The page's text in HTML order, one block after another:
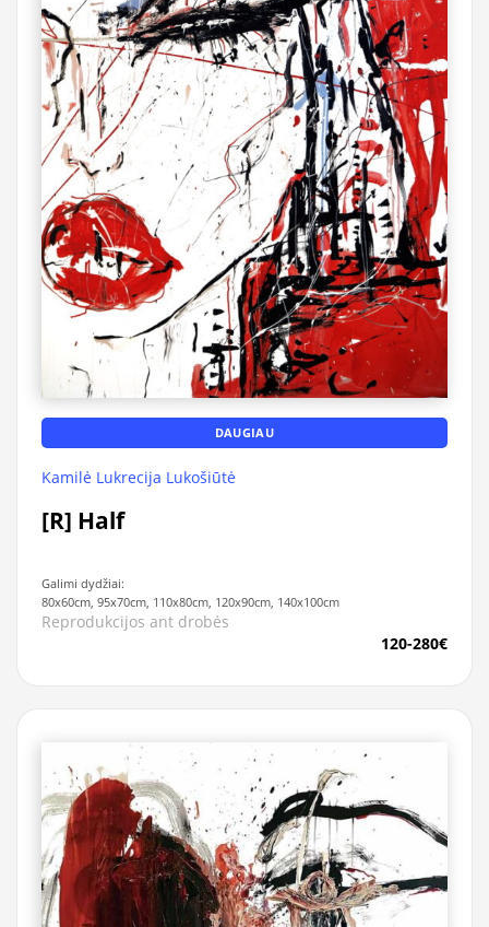
DAUGIAU
Kamilė Lukrecija Lukošiūtė
[R] Half
Galimi dydžiai:
80x60cm, 95x70cm, 110x80cm, 120x90cm, 140x100cm
Reprodukcijos ant drobės
120-280€